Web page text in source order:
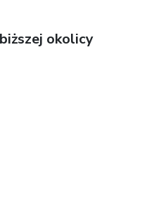
okolicy